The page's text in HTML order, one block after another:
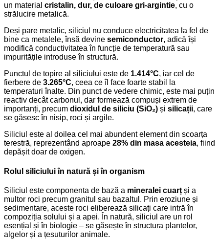
un material cristalin, dur, de culoare gri-argintie, cu o
strălucire metalică.
Deși pare metalic, siliciul nu conduce electricitatea la fel de
bine ca metalele, însă devine semiconductor, adică își
modifică conductivitatea în funcție de temperatură sau
impuritățile introduse în structură.
Punctul de topire al siliciului este de 1.414°C, iar cel de
fierbere de 3.265°C, ceea ce îl face foarte stabil la
temperaturi înalte. Din punct de vedere chimic, este mai puțin
reactiv decât carbonul, dar formează compuși extrem de
importanți, precum dioxidul de siliciu (SiO₂) și silicații, care
se găsesc în nisip, roci și argile.
Siliciul este al doilea cel mai abundent element din scoarța
terestră, reprezentând aproape 28% din masa acesteia, fiind
depășit doar de oxigen.
Rolul siliciului în natură și în organism
Siliciul este componenta de bază a mineralei cuarț și a
multor roci precum granitul sau bazaltul. Prin eroziune și
sedimentare, aceste roci eliberează silicați care intră în
compoziția solului și a apei. În natură, siliciul are un rol
esențial și în biologie – se găsește în structura plantelor,
algelor și a țesuturilor animale.